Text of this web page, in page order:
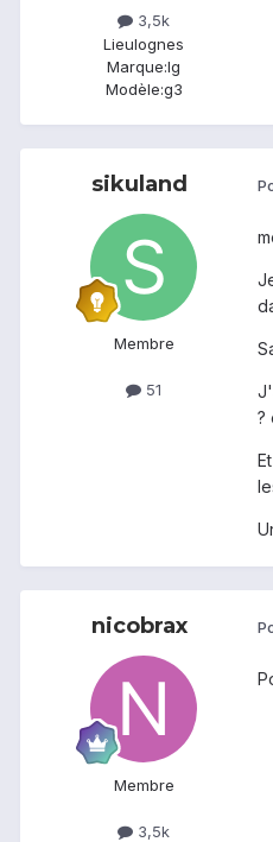
3,5k
Lieulognes
Marque:lg
Modèle:g3
sikuland
Membre
51
?
nicobrax
Membre
3,5k